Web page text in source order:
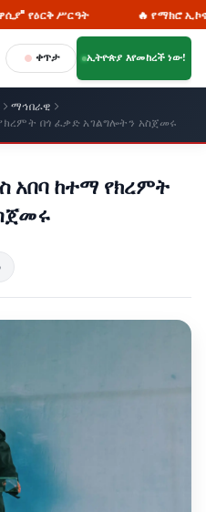
ሥርዓት 🔥 የማክሮ ኢኮኖሚ
ቀጥታ ኢትዮጵያ እየመከረች ነው!
ማኅበራዊ
በጎ ፈቃድ አገልግሎትን አስጀመሩ
አበባ ከተማ የክረምት